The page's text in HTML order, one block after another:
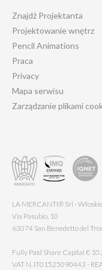
Znajdż Projektanta
Projektowanie wnętrz
Pencil Animations
Praca
Privacy
Mapa serwisu
Zarządzanie plikami
LA MERCANTI® Srl -
Via Pasubio, 10
63074 San Benedetto del
Fully Paid Share Capital €
VAT N. IT01525090443 -